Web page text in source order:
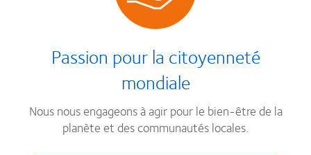
Passion pour la citoyenneté
mondiale
Nous nous engageons à agir pour le bien-être de la
planète et des communautés locales.